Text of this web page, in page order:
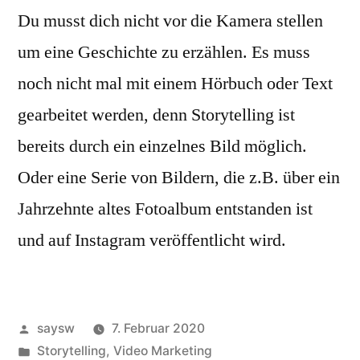
Du musst dich nicht vor die Kamera stellen
um eine Geschichte zu erzählen. Es muss
noch nicht mal mit einem Hörbuch oder Text
gearbeitet werden, denn Storytelling ist
bereits durch ein einzelnes Bild möglich.
Oder eine Serie von Bildern, die z.B. über ein
Jahrzehnte altes Fotoalbum entstanden ist
und auf Instagram veröffentlicht wird.
Veröffentlicht
von
saysw
7. Februar 2020
Veröffentlicht
Storytelling, Video Marketing